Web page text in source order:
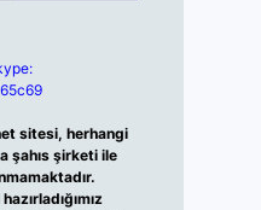
sitesi, herhangi
şahıs şirketi ile